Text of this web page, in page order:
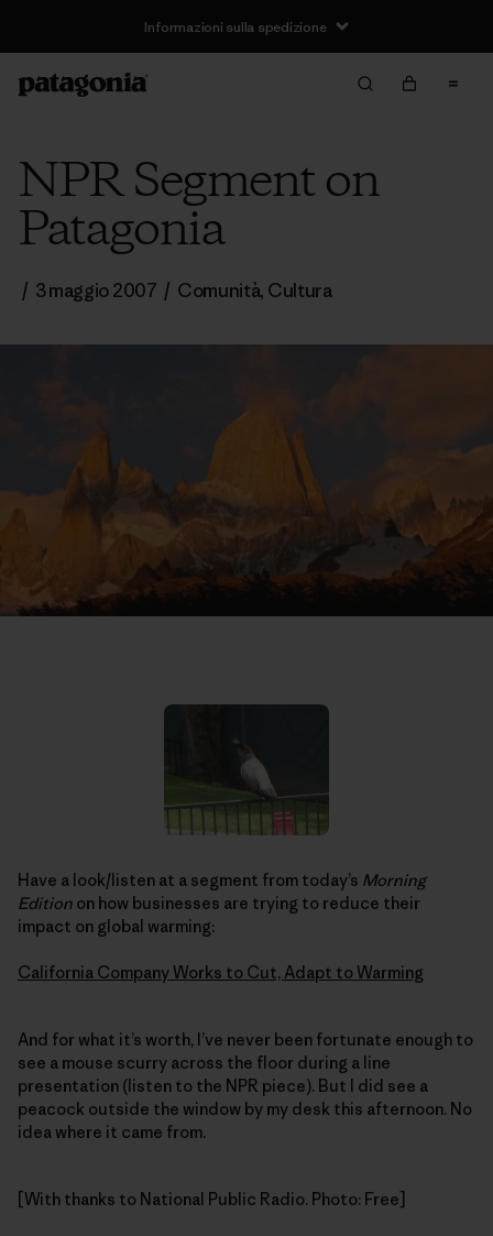
Informazioni sulla spedizione
NPR Segment on
Patagonia
/ 3 maggio 2007 / Comunità, Cultura
Have a look/listen at a segment from today’s Morning
Edition on how businesses are trying to reduce their
impact on global warming:
California Company Works to Cut, Adapt to Warming
And for what it’s worth, I’ve never been fortunate enough to
see a mouse scurry across the floor during a line
presentation (listen to the NPR piece). But I did see a
peacock outside the window by my desk this afternoon. No
idea where it came from.
[With thanks to National Public Radio. Photo: Free]